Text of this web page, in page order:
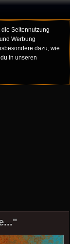
Seitennutzung
Werbung
dazu, wie
in unseren